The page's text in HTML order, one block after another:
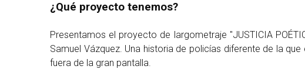
¿Qué proyecto tenemos?
Presentamos el proyecto de largometraje "JUSTICIA
Samuel Vázquez. Una historia de policías diferente de la
fuera de la gran pantalla.